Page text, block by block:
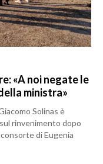
«A noi negate le
ministra»
Solinas è
rinvenimento dopo
di Eugenia